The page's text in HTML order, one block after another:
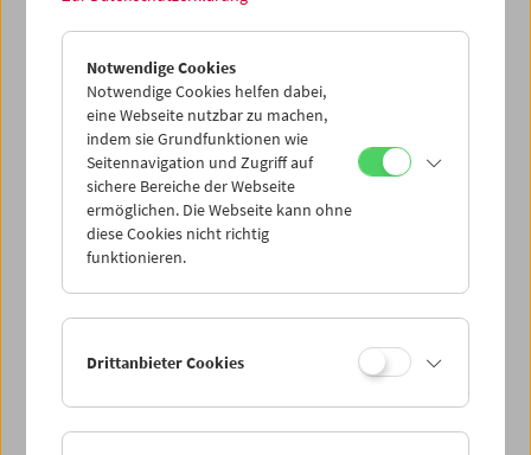
In memoriam Gerhard Jagschitz
Buchpräsentation
Notwendige Cookies
Notwendige Cookies helfen dabei,
eine Webseite nutzbar zu machen,
indem sie Grundfunktionen wie
Seitennavigation und Zugriff auf
sichere Bereiche der Webseite
ermöglichen. Die Webseite kann ohne
diese Cookies nicht richtig
funktionieren.
Drittanbieter Cookies